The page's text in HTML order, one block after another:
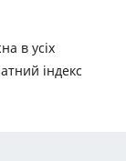
в усіх
індекс